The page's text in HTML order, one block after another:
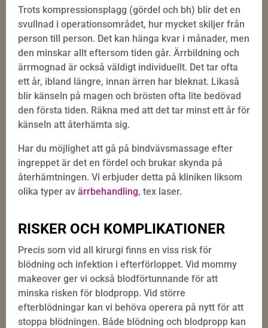
Trots kompressionsplagg (gördel och bh) blir det en
svullnad i operationsområdet, hur mycket skiljer från
person till person. Det kan hänga kvar i månader, men
den minskar allt eftersom tiden går. Ärrbildning och
ärrmognad är också väldigt individuellt. Det tar ofta
ett år, ibland längre, innan ärren har bleknat. Likaså
blir känseln på magen och brösten ofta lite bedövad
den första tiden. Räkna med att det tar minst ett år för
känseln att återhämta sig.
Har du möjlighet att gå på bindvävsmassage efter
ingreppet är det en fördel och brukar skynda på
återhämtningen. Vi erbjuder detta på kliniken liksom
olika typer av ärrbehandling, tex laser.
RISKER OCH KOMPLIKATIONER
Precis som vid all kirurgi finns en viss risk för
blödning och infektion i efterförloppet. Vid mommy
makeover ger vi också blodförtunnande för att
minska risken för blodpropp. Vid större
efterblödningar kan vi behöva operera på nytt för att
stoppa blödningen. Både blödning och blodpropp kan